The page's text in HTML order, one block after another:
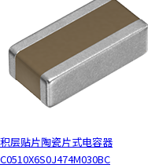
积层贴片陶瓷片式电容器
C0510X6S0J474M030BC